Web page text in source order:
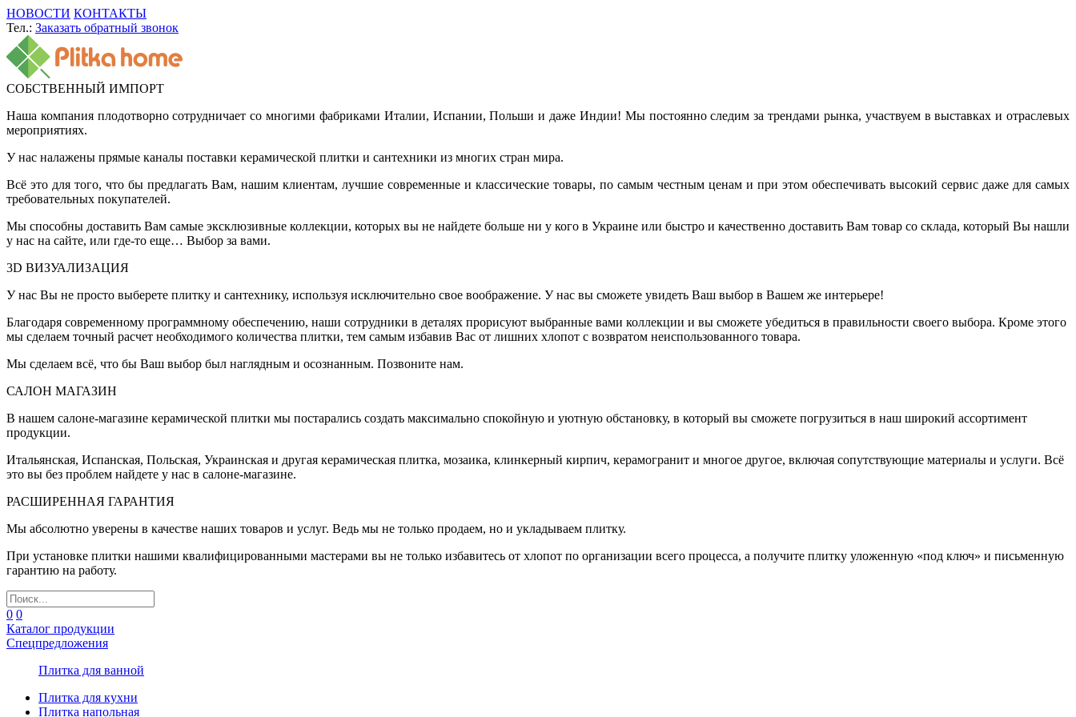
НОВОСТИ КОНТАКТЫ
Тел.: Заказать обратный звонок
СОБСТВЕННЫЙ ИМПОРТ
Наша компания плодотворно сотрудничает со многими фабриками Италии, Испании, Польши и даже Индии! Мы постоянно следим за трендами рынка, участвуем в выставках и отраслевых
мероприятиях.
У нас налажены прямые каналы поставки керамической плитки и сантехники из многих стран мира.
Всё это для того, что бы предлагать Вам, нашим клиентам, лучшие современные и классические товары, по самым честным ценам и при этом обеспечивать высокий сервис даже для самых
требовательных покупателей.
Мы способны доставить Вам самые эксклюзивные коллекции, которых вы не найдете больше ни у кого в Украине или быстро и качественно доставить Вам товар со склада, который Вы нашли
у нас на сайте, или где-то еще… Выбор за вами.
3D ВИЗУАЛИЗАЦИЯ
У нас Вы не просто выберете плитку и сантехнику, используя исключительно свое воображение. У нас вы сможете увидеть Ваш выбор в Вашем же интерьере!
Благодаря современному программному обеспечению, наши сотрудники в деталях прорисуют выбранные вами коллекции и вы сможете убедиться в правильности своего выбора. Кроме этого
мы сделаем точный расчет необходимого количества плитки, тем самым избавив Вас от лишних хлопот с возвратом неиспользованного товара.
Мы сделаем всё, что бы Ваш выбор был наглядным и осознанным. Позвоните нам.
САЛОН МАГАЗИН
В нашем салоне-магазине керамической плитки мы постарались создать максимально спокойную и уютную обстановку, в который вы сможете погрузиться в наш широкий ассортимент
продукции.
Итальянская, Испанская, Польская, Украинская и другая керамическая плитка, мозаика, клинкерный кирпич, керамогранит и многое другое, включая сопутствующие материалы и услуги. Всё
это вы без проблем найдете у нас в салоне-магазине.
РАСШИРЕННАЯ ГАРАНТИЯ
Мы абсолютно уверены в качестве наших товаров и услуг. Ведь мы не только продаем, но и укладываем плитку.
При установке плитки нашими квалифицированными мастерами вы не только избавитесь от хлопот по организации всего процесса, а получите плитку уложенную «под ключ» и письменную
гарантию на работу.
0 0
Каталог продукции
Спецпредложения
Плитка для ванной
Плитка для кухни
Плитка напольная